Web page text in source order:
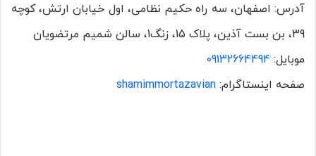
آدرس: اصفهان، سه راه حکیم نظامی، اول خیابان ارتش، کوچه
39، بن بست آذین، پلاک 15، زنگ1، سالن شمیم مرتضویان
موبایل: 09132664494
صفحه اینستاگرام: shamimmortazavian